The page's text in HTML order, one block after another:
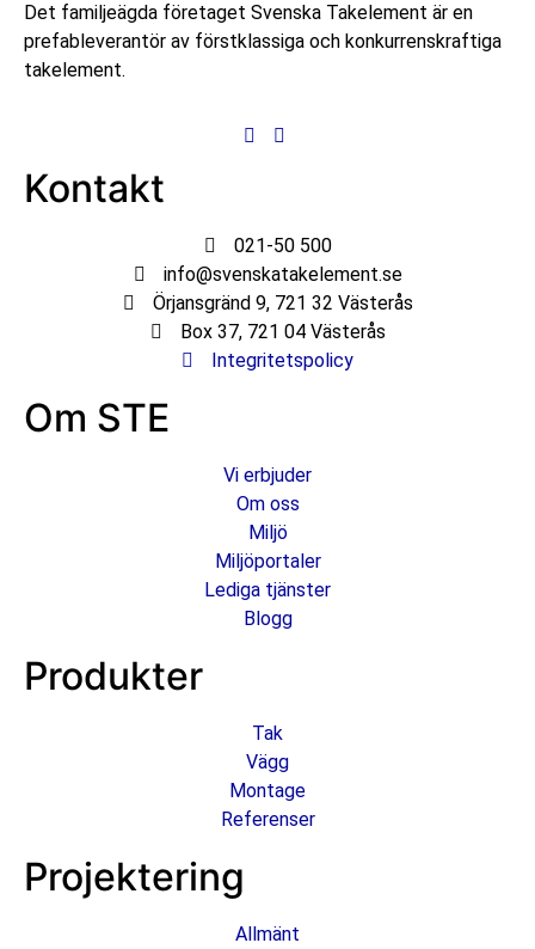
Det familjeägda företaget Svenska Takelement är en
prefableverantör av förstklassiga och konkurrenskraftiga
takelement.
Kontakt
021-50 500
info@svenskatakelement.se
Örjansgränd 9, 721 32 Västerås
Box 37, 721 04 Västerås
Integritetspolicy
Om STE
Vi erbjuder
Om oss
Miljö
Miljöportaler
Lediga tjänster
Blogg
Produkter
Tak
Vägg
Montage
Referenser
Projektering
Allmänt